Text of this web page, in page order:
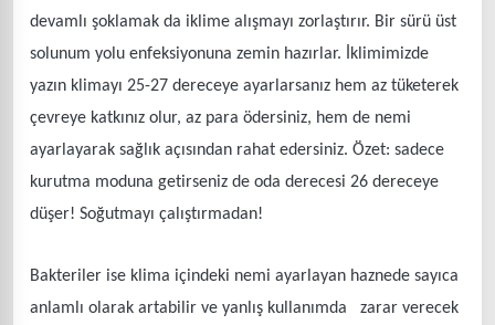
devamlı şoklamak da iklime alışmayı zorlaştırır. Bir sürü üst
solunum yolu enfeksiyonuna zemin hazırlar. İklimimizde
yazın klimayı 25-27 dereceye ayarlarsanız hem az tüketerek
çevreye katkınız olur, az para ödersiniz, hem de nemi
ayarlayarak sağlık açısından rahat edersiniz. Özet: sadece
kurutma moduna getirseniz de oda derecesi 26 dereceye
düşer! Soğutmayı çalıştırmadan!
Bakteriler ise klima içindeki nemi ayarlayan haznede sayıca
anlamlı olarak artabilir ve yanlış kullanımda zarar verecek